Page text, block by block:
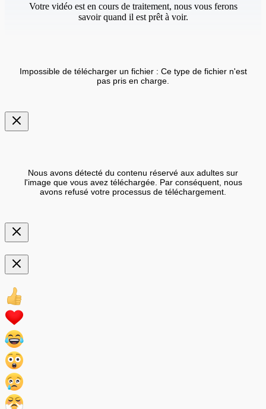
Votre vidéo est en cours de traitement, nous vous ferons
savoir quand il est prêt à voir.
Impossible de télécharger un fichier : Ce type de fichier n'est
pas pris en charge.
Nous avons détecté du contenu réservé aux adultes sur
l'image que vous avez téléchargée. Par conséquent, nous
avons refusé votre processus de téléchargement.